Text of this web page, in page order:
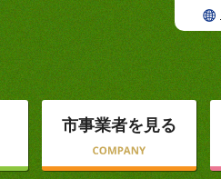
市事業者を見る